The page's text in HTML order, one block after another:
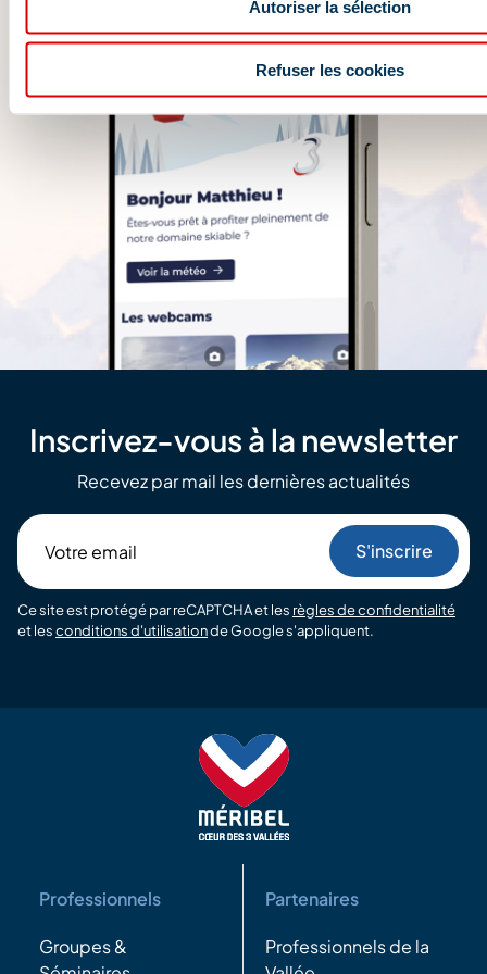
Autoriser la sélection
Refuser les cookies
Inscrivez-vous à la newsletter
Recevez par mail les dernières actualités
email
Ce site est protégé par reCAPTCHA et les règles de confidentialité
et lesconditions d'utilisationde Google s'appliquent.
Professionnels
Groupes &
Partenaires
Professionnels de la